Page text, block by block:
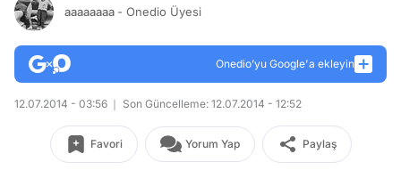
aaaaaaaa - Onedio Üyesi
Onedio’yu Google'a ekleyin
12.07.2014 - 03:56 Son Güncelleme: 12.07.2014 - 12:52
Favori Yorum Yap Paylaş